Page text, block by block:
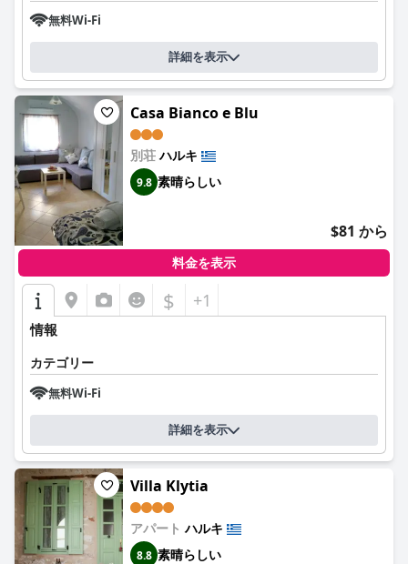
無料Wi-Fi
詳細を表示
Casa Bianco e Blu
別荘ハルキ
9.8 素晴らしい
$81 から
料金を表示
$ +1
情報
カテゴリー
無料Wi-Fi
詳細を表示
Villa Klytia
アパートハルキ
8.8 素晴らしい